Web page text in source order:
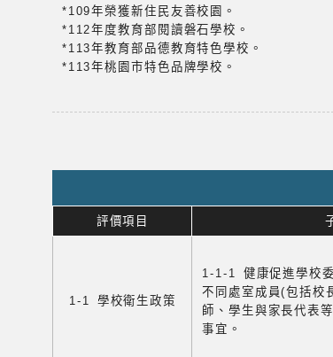
*109年榮獲新住民友善校園。
*112年度教育部閱讀磐石學校。
*113年教育部品德教育特色學校。
*113年桃園市特色品牌學校。
評價項目
1-1 學校衛生政策
1-1-1 健康促進學校
不同處室成員(包括校
師、學生與家長代表
事宜。